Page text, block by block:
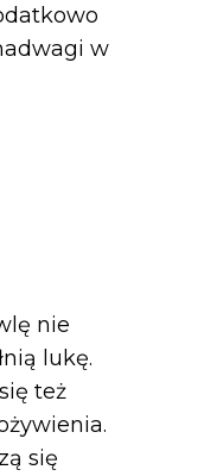
w
nie
lukę.
też
się